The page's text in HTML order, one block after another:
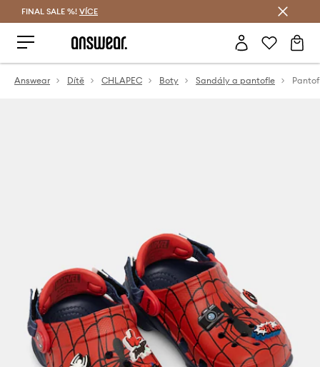
FINAL SALE %! VÍCE
Answear Dítě CHLAPEC Boty Sandály a pantofle